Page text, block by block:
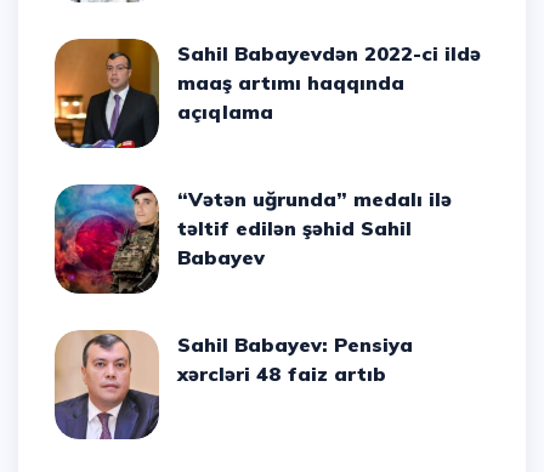
Sahil Babayevdən 2022-ci ildə
maaş artımı haqqında
açıqlama
“Vətən uğrunda” medalı ilə
təltif edilən şəhid Sahil
Babayev
Sahil Babayev: Pensiya
xərcləri 48 faiz artıb